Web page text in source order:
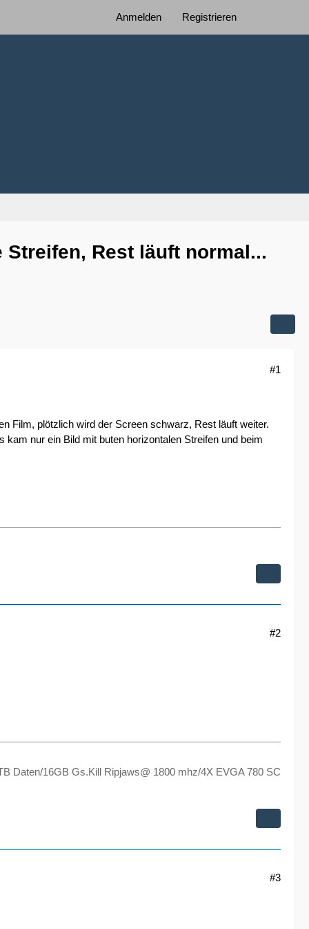
Anmelden Registrieren
Rest läuft normal...
#1
Film, plötzlich wird der Screen schwarz, Rest läuft weiter.
nur ein Bild mit buten horizontalen Streifen und beim
#2
Daten/16GB Gs.Kill Ripjaws@ 1800 mhz/4X EVGA 780 SC
#3